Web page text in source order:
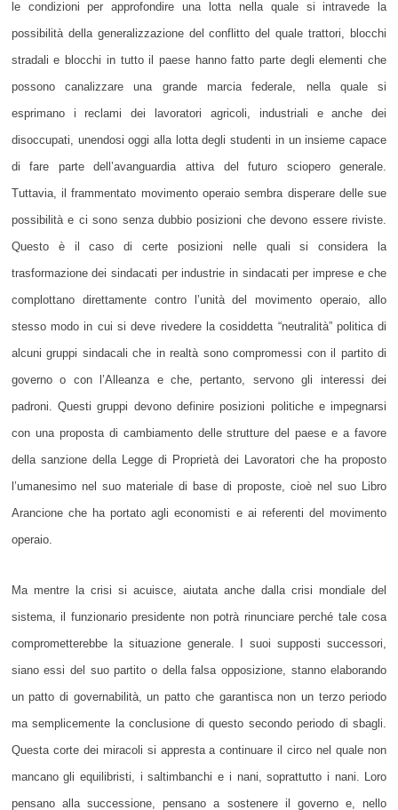
le condizioni per approfondire una lotta nella quale si intravede la
possibilità della generalizzazione del conflitto del quale trattori, blocchi
stradali e blocchi in tutto il paese hanno fatto parte degli elementi che
possono canalizzare una grande marcia federale, nella quale si
esprimano i reclami dei lavoratori agricoli, industriali e anche dei
disoccupati, unendosi oggi alla lotta degli studenti in un insieme capace
di fare parte dell’avanguardia attiva del futuro sciopero generale.
Tuttavia, il frammentato movimento operaio sembra disperare delle sue
possibilità e ci sono senza dubbio posizioni che devono essere riviste.
Questo è il caso di certe posizioni nelle quali si considera la
trasformazione dei sindacati per industrie in sindacati per imprese e che
complottano direttamente contro l’unità del movimento operaio, allo
stesso modo in cui si deve rivedere la cosiddetta “neutralità” politica di
alcuni gruppi sindacali che in realtà sono compromessi con il partito di
governo o con l’Alleanza e che, pertanto, servono gli interessi dei
padroni. Questi gruppi devono definire posizioni politiche e impegnarsi
con una proposta di cambiamento delle strutture del paese e a favore
della sanzione della Legge di Proprietà dei Lavoratori che ha proposto
l’umanesimo nel suo materiale di base di proposte, cioè nel suo Libro
Arancione che ha portato agli economisti e ai referenti del movimento
operaio.
Ma mentre la crisi si acuisce, aiutata anche dalla crisi mondiale del
sistema, il funzionario presidente non potrà rinunciare perché tale cosa
comprometterebbe la situazione generale. I suoi supposti successori,
siano essi del suo partito o della falsa opposizione, stanno elaborando
un patto di governabilità, un patto che garantisca non un terzo periodo
ma semplicemente la conclusione di questo secondo periodo di sbagli.
Questa corte dei miracoli si appresta a continuare il circo nel quale non
mancano gli equilibristi, i saltimbanchi e i nani, soprattutto i nani. Loro
pensano alla successione, pensano a sostenere il governo e, nello